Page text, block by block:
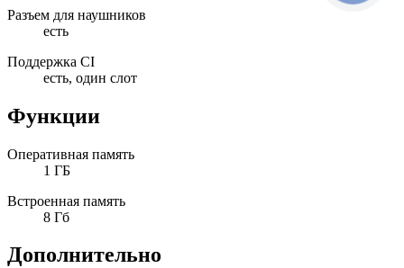
Разъем для наушников
есть
Поддержка CI
есть, один слот
Функции
Оперативная память
1 ГБ
Встроенная память
8 Гб
Дополнительно